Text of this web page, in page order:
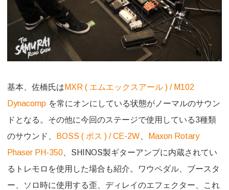
基本、佐橋氏は MXR ( エムエックスアール ) / M102
Dynacomp を常にオンにしている状態がノーマルのサウン
ドとなる。その他に今回のステージで使用している3種類
のサウンド、
BOSS ( ボス ) / CE-2W
Maxon Rotary
Phaser PH-350 、SHINOS製ギターアンプに内蔵されてい
るトレモロを使用した場合も紹介。ワウペダル、ブースタ
ー、ソロ時に使用する歪、ディレイのエフェクター、これ